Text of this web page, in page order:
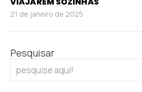
21 de janeiro de 2025
Pesquisar